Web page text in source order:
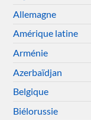
Allemagne
Amérique latine
Arménie
Azerbaïdjan
Belgique
Biélorussie